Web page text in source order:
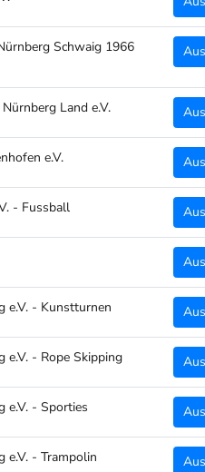
Schwaig 1966
Land e.V.
e.V.
- Fussball
e.V. - Kunstturnen
e.V. - Rope Skipping
e.V. - Sporties
e.V. - Trampolin